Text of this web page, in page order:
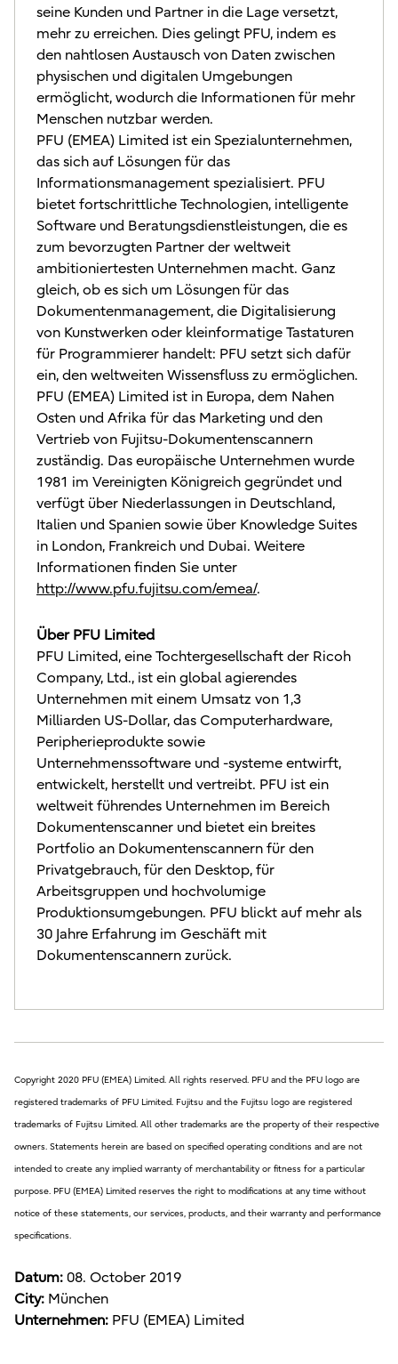
seine Kunden und Partner in die Lage versetzt,
mehr zu erreichen. Dies gelingt PFU, indem es
den nahtlosen Austausch von Daten zwischen
physischen und digitalen Umgebungen
ermöglicht, wodurch die Informationen für mehr
Menschen nutzbar werden.
PFU (EMEA) Limited ist ein Spezialunternehmen,
das sich auf Lösungen für das
Informationsmanagement spezialisiert. PFU
bietet fortschrittliche Technologien, intelligente
Software und Beratungsdienstleistungen, die es
zum bevorzugten Partner der weltweit
ambitioniertesten Unternehmen macht. Ganz
gleich, ob es sich um Lösungen für das
Dokumentenmanagement, die Digitalisierung
von Kunstwerken oder kleinformatige Tastaturen
für Programmierer handelt: PFU setzt sich dafür
ein, den weltweiten Wissensfluss zu ermöglichen.
PFU (EMEA) Limited ist in Europa, dem Nahen
Osten und Afrika für das Marketing und den
Vertrieb von Fujitsu-Dokumentenscannern
zuständig. Das europäische Unternehmen wurde
1981 im Vereinigten Königreich gegründet und
verfügt über Niederlassungen in Deutschland,
Italien und Spanien sowie über Knowledge Suites
in London, Frankreich und Dubai. Weitere
Informationen finden Sie unter
http://www.pfu.fujitsu.com/emea/.
Über PFU Limited
PFU Limited, eine Tochtergesellschaft der Ricoh
Company, Ltd., ist ein global agierendes
Unternehmen mit einem Umsatz von 1,3
Milliarden US-Dollar, das Computerhardware,
Peripherieprodukte sowie
Unternehmenssoftware und -systeme entwirft,
entwickelt, herstellt und vertreibt. PFU ist ein
weltweit führendes Unternehmen im Bereich
Dokumentenscanner und bietet ein breites
Portfolio an Dokumentenscannern für den
Privatgebrauch, für den Desktop, für
Arbeitsgruppen und hochvolumige
Produktionsumgebungen. PFU blickt auf mehr als
30 Jahre Erfahrung im Geschäft mit
Dokumentenscannern zurück.
Copyright 2020 PFU (EMEA) Limited. All rights reserved. PFU and the PFU logo are
registered trademarks of PFU Limited. Fujitsu and the Fujitsu logo are registered
trademarks of Fujitsu Limited. All other trademarks are the property of their respective
owners. Statements herein are based on specified operating conditions and are not
intended to create any implied warranty of merchantability or fitness for a particular
purpose. PFU (EMEA) Limited reserves the right to modifications at any time without
notice of these statements, our services, products, and their warranty and performance
specifications.
Datum: 08. October 2019
City: München
Unternehmen: PFU (EMEA) Limited